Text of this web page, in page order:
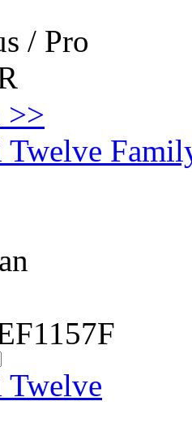
/ Pro
>>